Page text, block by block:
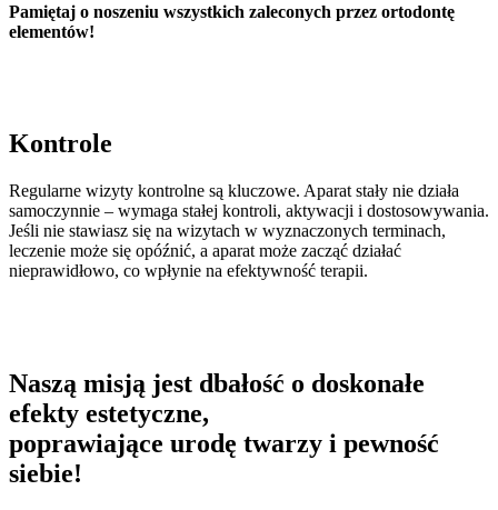
Pamiętaj o noszeniu wszystkich zaleconych przez ortodontę
elementów!
Kontrole
Regularne wizyty kontrolne są kluczowe. Aparat stały nie działa
samoczynnie – wymaga stałej kontroli, aktywacji i dostosowywania.
Jeśli nie stawiasz się na wizytach w wyznaczonych terminach,
leczenie może się opóźnić, a aparat może zacząć działać
nieprawidłowo, co wpłynie na efektywność terapii.
Naszą misją jest dbałość o doskonałe
efekty estetyczne,
poprawiające urodę twarzy i pewność
siebie!